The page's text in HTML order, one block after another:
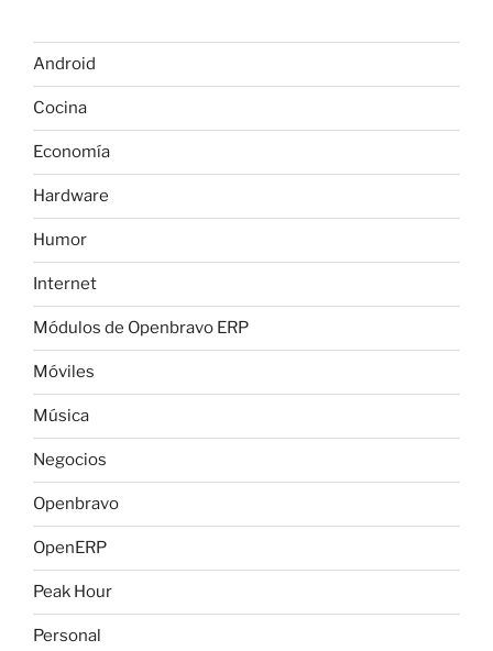
Android
Cocina
Economía
Hardware
Humor
Internet
Módulos de Openbravo ERP
Móviles
Música
Negocios
Openbravo
OpenERP
Peak Hour
Personal